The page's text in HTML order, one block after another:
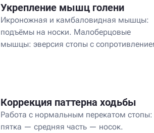
Укрепление мышц голени
Икроножная и камбаловидная мышцы:
подъёмы на носки. Малоберцовые
мышцы: эверсия стопы с
Коррекция паттерна ходьбы
Работа с нормальным перекатом стопы:
пятка — средняя часть — носок.